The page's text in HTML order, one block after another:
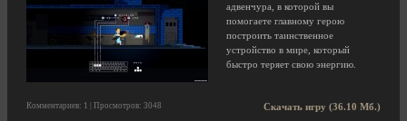
адвенчура, в которой вы
помогаете главному герою
построить таинственное
устройство в мире, который
быстро теряет свою энергию.
Скачать игру (36.10 Мб.)
Комментариев: 1 | Просмотров: 3048